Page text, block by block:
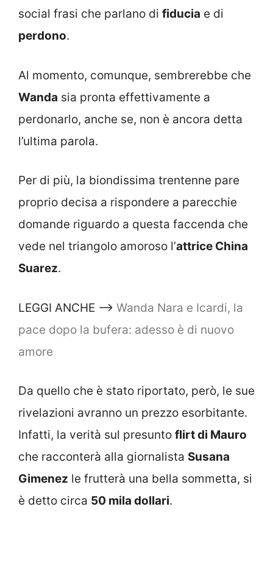
social frasi che parlano di fiducia e di
perdono.
Al momento, comunque, sembrerebbe che
Wanda sia pronta effettivamente a
perdonarlo, anche se, non è ancora detta
l’ultima parola.
Per di più, la biondissima trentenne pare
proprio decisa a rispondere a parecchie
domande riguardo a questa faccenda che
vede nel triangolo amoroso l’attrice China
Suarez.
LEGGI ANCHE –> Wanda Nara e Icardi, la
pace dopo la bufera: adesso è di nuovo
amore
Da quello che è stato riportato, però, le sue
rivelazioni avranno un prezzo esorbitante.
Infatti, la verità sul presunto flirt di Mauro
che racconterà alla giornalista Susana
Gimenez le frutterà una bella sommetta, si
è detto circa 50 mila dollari.